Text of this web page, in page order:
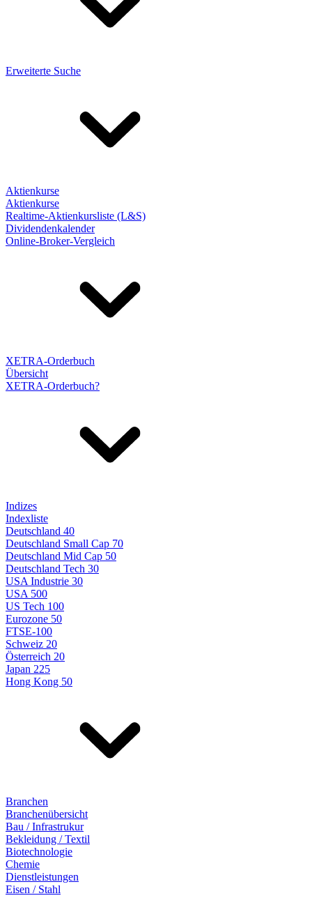
Erweiterte Suche
Aktienkurse
Aktienkurse
Realtime-Aktienkursliste (L&S)
Dividendenkalender
Online-Broker-Vergleich
XETRA-Orderbuch
Übersicht
XETRA-Orderbuch?
Indizes
Indexliste
Deutschland 40
Deutschland Small Cap 70
Deutschland Mid Cap 50
Deutschland Tech 30
USA Industrie 30
USA 500
US Tech 100
Eurozone 50
FTSE-100
Schweiz 20
Österreich 20
Japan 225
Hong Kong 50
Branchen
Branchenübersicht
Bau / Infrastrukur
Bekleidung / Textil
Biotechnologie
Chemie
Dienstleistungen
Eisen / Stahl